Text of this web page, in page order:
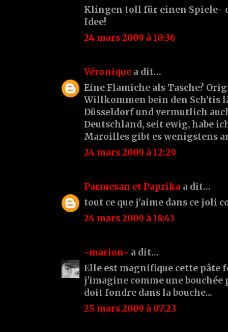
Klingen toll für einen Spiele-
Idee!
24 mars 2009 à 10:36
Véronique a dit…
Eine Flamiche als Tasche?
Willkommen bein den Sch'tis
Düsseldorf und vermutlich
Deutschland, seit ewig, habe
Maroilles gibt es wenigstens
24 mars 2009 à 12:29
Parmesan et Paprika a dit…
tout ce que j'aime dans ce joli
24 mars 2009 à 18:43
~marion~ a dit…
Elle est magnifique cette pâte
j'imagine comme une
doit fondre dans la bouche...
25 mars 2009 à 07:23